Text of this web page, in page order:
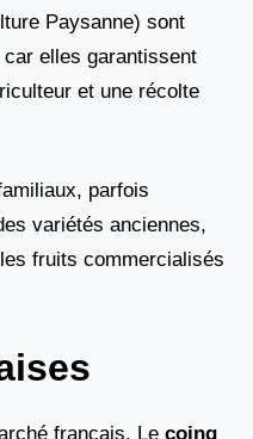
Paysanne) sont
elles garantissent
et une récolte
parfois
variétés anciennes,
fruits commercialisés
français. Le coing